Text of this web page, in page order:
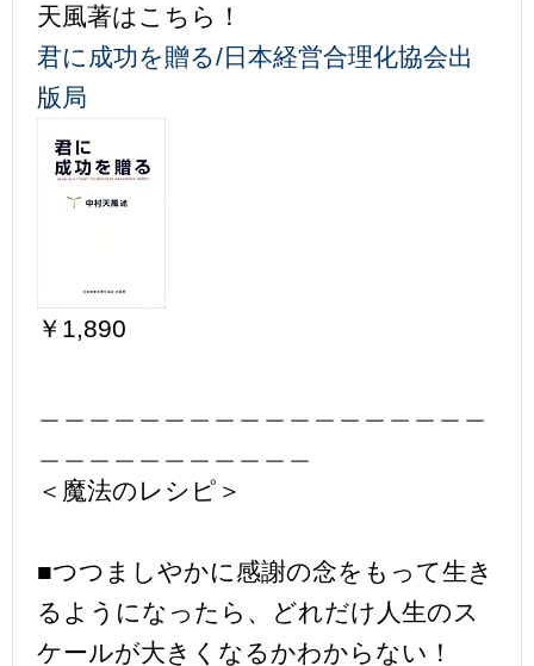
天風著はこちら！
君に成功を贈る/日本経営合理化協会出
版局
￥1,890
＜魔法のレシピ＞
■つつましやかに感謝の念をもって生き
るようになったら、どれだけ人生のス
ケールが大きくなるかわからない！